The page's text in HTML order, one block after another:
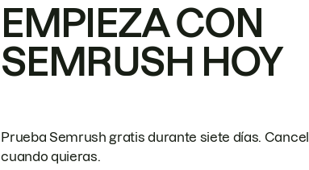
EMPIEZA CON
SEMRUSH HOY
Prueba Semrush gratis durante siete días.
cuando quieras.